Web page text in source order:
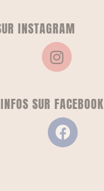
INSTAGRAM
SUR FACEBOOK